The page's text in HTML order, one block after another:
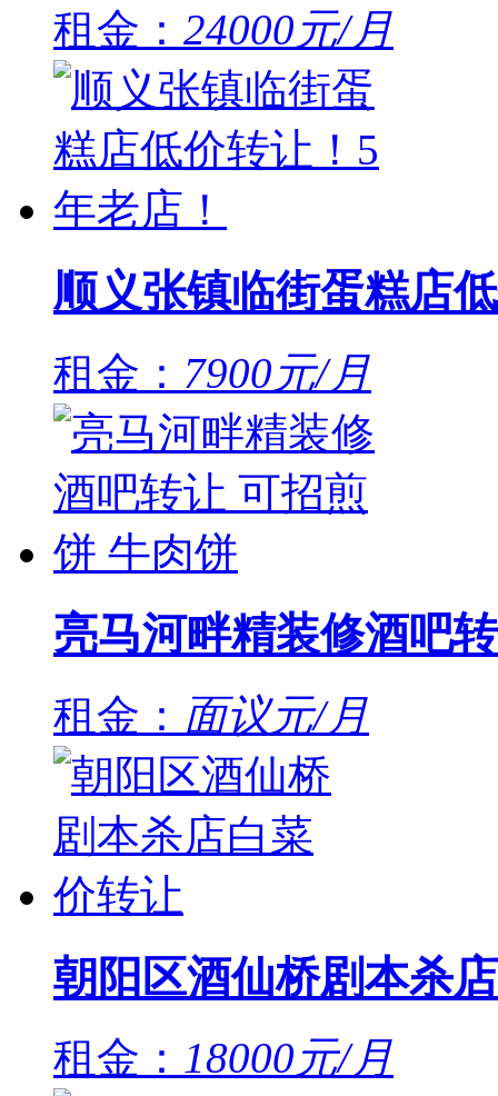
租金： 24000元/月
顺义张镇临街蛋糕店
租金： 7900元/月
亮马河畔精装修酒吧
租金： 面议元/月
朝阳区酒仙桥剧本杀
租金： 18000元/月